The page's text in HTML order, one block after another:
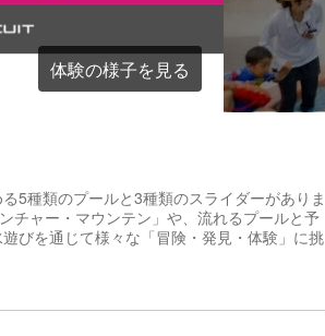
体験の様子を見る
5種類のプールと3種類のスライダーがありま
チャー・マウンテン」や、流れるプールと予
びを通じて様々な「冒険・発見・体験」に挑